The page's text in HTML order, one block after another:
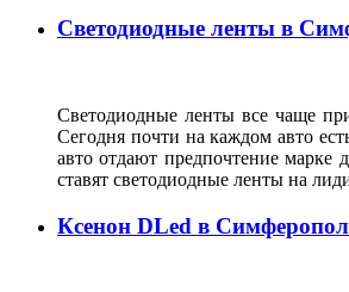
Светодиодные ленты в
Светодиодные ленты все чаще
Сегодня почти на каждом авто
авто отдают предпочтение марке
ставят светодиодные ленты на
Ксенон DLed в